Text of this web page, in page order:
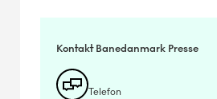
Kontakt Banedanmark Presse
Telefon